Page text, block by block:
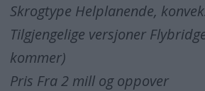
Skrogtype Helplanende,
Tilgjengelige versjoner
kommer)
Pris Fra 2 mill og oppover